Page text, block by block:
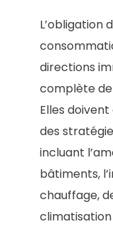
L’obligation
directions
complète
Elles
des
incluant
bâtiments,
chauffage,